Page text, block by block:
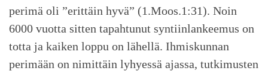
perimä oli ”erittäin hyvä” (1.Moos.1:31). Noin
6000 vuotta sitten tapahtunut syntiinlankeemus on
totta ja kaiken loppu on lähellä. Ihmiskunnan
perimään on nimittäin lyhyessä ajassa, tutkimusten